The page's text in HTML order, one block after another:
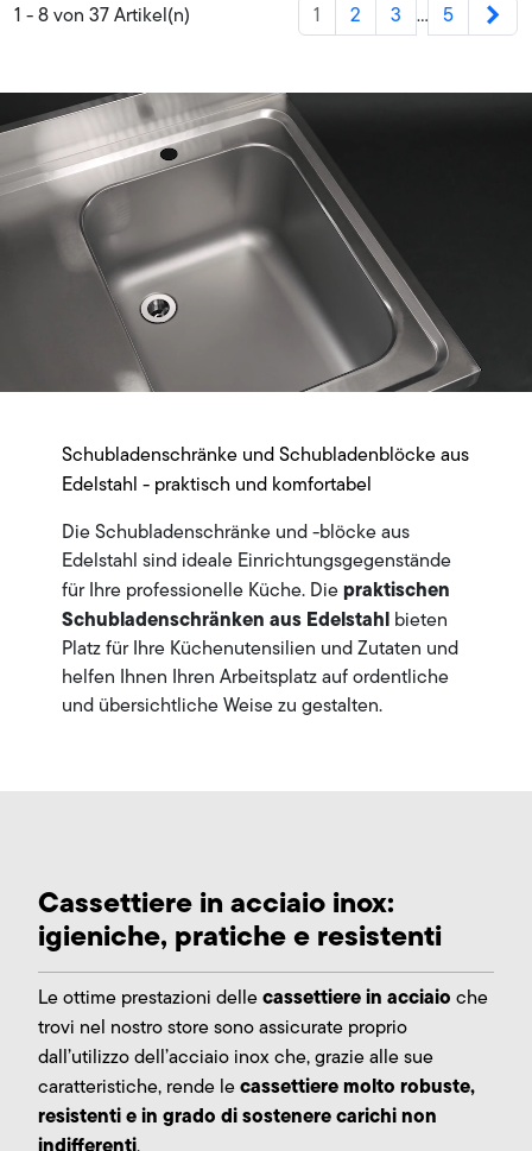
1 - 8 von 37 Artikel(n) 1 2 3 … 5
Schubladenschränke und Schubladenblöcke aus
Edelstahl - praktisch und komfortabel
Die Schubladenschränke und -blöcke aus
Edelstahl sind ideale Einrichtungsgegenstände
für Ihre professionelle Küche. Diepraktischen
Schubladenschränken aus Edelstahl bieten
Platz für Ihre Küchenutensilien und Zutaten und
helfen Ihnen Ihren Arbeitsplatz auf ordentliche
und übersichtliche Weise zu gestalten.
Cassettiere in acciaio inox:
igieniche, pratiche e resistenti
Le ottime prestazioni dellecassettiere in acciaio che
trovi nel nostro store sono assicurate proprio
dall’utilizzo dell’acciaio inox che, grazie alle sue
caratteristiche, rende lecassettiere molto robuste,
resistenti e in grado di sostenere carichi non